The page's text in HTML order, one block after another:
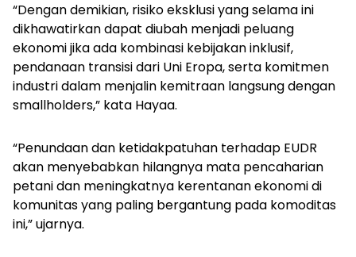
“Dengan demikian, risiko eksklusi yang selama ini
dikhawatirkan dapat diubah menjadi peluang
ekonomi jika ada kombinasi kebijakan inklusif,
pendanaan transisi dari Uni Eropa, serta komitmen
industri dalam menjalin kemitraan langsung dengan
smallholders,” kata Hayaa.
“Penundaan dan ketidakpatuhan terhadap EUDR
akan menyebabkan hilangnya mata pencaharian
petani dan meningkatnya kerentanan ekonomi di
komunitas yang paling bergantung pada komoditas
ini,” ujarnya.